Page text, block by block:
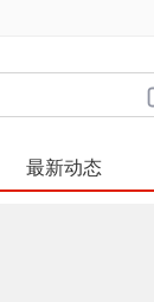
最新动态